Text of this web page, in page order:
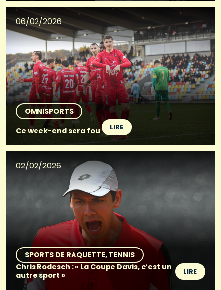
06/02/2026
OMNISPORTS
Ce week-end sera fou
LIRE
02/02/2026
SPORTS DE RAQUETTE TENNIS
Chris Rodesch : « La Coupe Davis, c’est un
autre sport »
LIRE